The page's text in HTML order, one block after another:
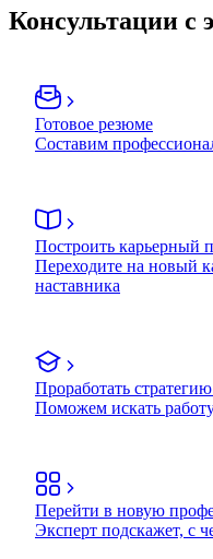
Консультации с
Готовое резюме
Составим
Построить карьерный
Переходите на новый
наставника
Проработать
Поможем искать
Перейти в новую
Эксперт подскажет, с